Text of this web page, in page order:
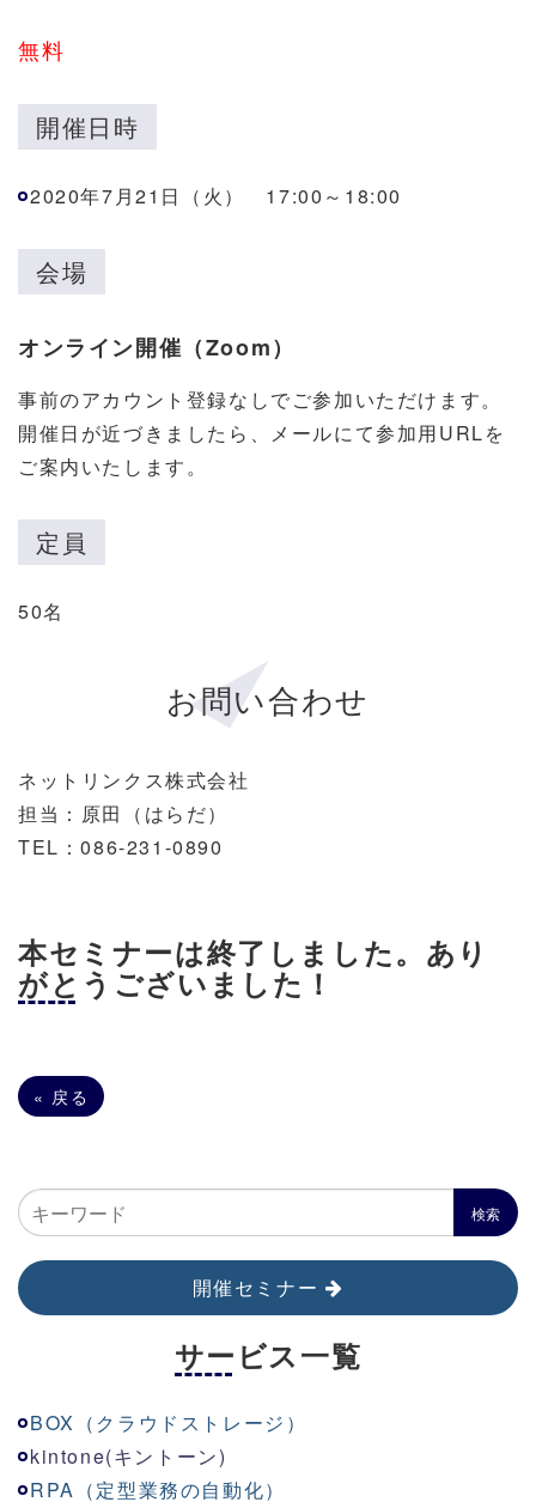
無料
開催日時
2020年7月21日（火） 17:00～18:00
会場
オンライン開催（Zoom）
事前のアカウント登録なしでご参加いただけます。
開催日が近づきましたら、メールにて参加用URLを
ご案内いたします。
定員
50名
お問い合わせ
ネットリンクス株式会社
担当：原田（はらだ）
TEL：086-231-0890
本セミナーは終了しました。あり
がとうございました！
« 戻る
開催セミナー
サービス一覧
BOX（クラウドストレージ）
kintone(キントーン)
RPA（定型業務の自動化）